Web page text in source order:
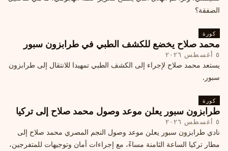
الصفقة؟
كورة
محمد صلاح يخضع للكشف الطبي في طرابزون سبور
٥ أغسطس ٢٠٢٦
يستعد محمد صلاح لإجراء إلى الكشف الطبي تمهيدا للانتقال إلى طرابزون
سبور.
كورة
طرابزون سبور يعلن موعد وصول محمد صلاح إلى تركيا
٥ أغسطس ٢٠٢٦
نادي طرابزون سبور يعلن موعد وصول النجم المصري محمد صلاح إلى
مطار تركيا الساعة الثامنة مساءً، مع إجراءات أمان وتوجيهات للمتفرجين،